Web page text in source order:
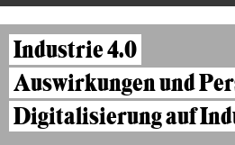
Industrie 4.0
Auswirkungen und
Digitalisierung auf